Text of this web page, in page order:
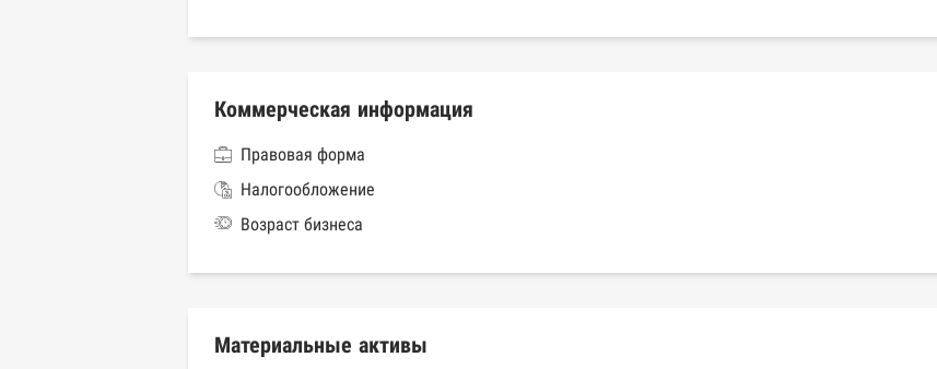
Коммерческая информация
Правовая форма
Налогообложение
Возраст бизнеса
Материальные активы